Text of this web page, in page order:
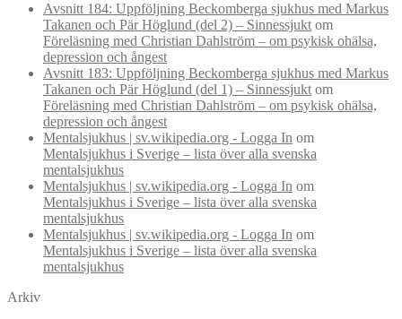
Avsnitt 184: Uppföljning Beckomberga sjukhus med Markus
Takanen och Pär Höglund (del 2) – Sinnessjukt om
Föreläsning med Christian Dahlström – om psykisk ohälsa,
depression och ångest
Avsnitt 183: Uppföljning Beckomberga sjukhus med Markus
Takanen och Pär Höglund (del 1) – Sinnessjukt om
Föreläsning med Christian Dahlström – om psykisk ohälsa,
depression och ångest
Mentalsjukhus | sv.wikipedia.org - Logga In om
Mentalsjukhus i Sverige – lista över alla svenska
mentalsjukhus
Mentalsjukhus | sv.wikipedia.org - Logga In om
Mentalsjukhus i Sverige – lista över alla svenska
mentalsjukhus
Mentalsjukhus | sv.wikipedia.org - Logga In om
Mentalsjukhus i Sverige – lista över alla svenska
mentalsjukhus
Arkiv